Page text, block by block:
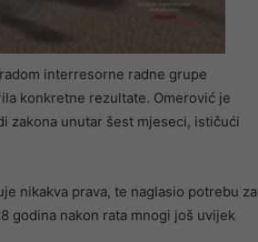
interresorne radne grupe
konkretne rezultate. Omerović je
zakona unutar šest mjeseci, ističući
nikakva prava, te naglasio potrebu za
godina nakon rata mnogi još uvijek